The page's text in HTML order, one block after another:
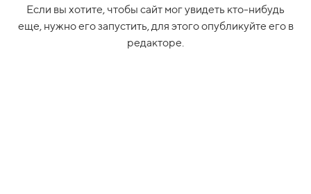
Если вы хотите, чтобы сайт мог увидеть кто-нибудь
еще, нужно его запустить, для этого опубликуйте его в
редакторе.